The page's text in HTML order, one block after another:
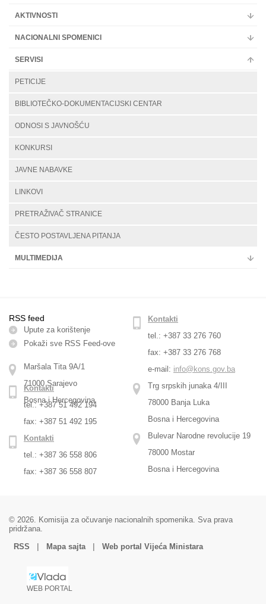
AKTIVNOSTI
NACIONALNI SPOMENICI
SERVISI
PETICIJE
BIBLIOTEČKO-DOKUMENTACIJSKI CENTAR
ODNOSI S JAVNOŠĆU
KONKURSI
JAVNE NABAVKE
LINKOVI
PRETRAŽIVAČ STRANICE
ČESTO POSTAVLJENA PITANJA
MULTIMEDIJA
RSS feed
Upute za korištenje
Pokaži sve RSS Feed-оve
Maršala Tita 9A/1
71000 Sarajevo
Bosna i Hercegovina
Kontakti
tel.: +387 33 276 760
fax: +387 33 276 768
e-mail: info@kons.gov.ba
Trg srpskih junaka 4/III
78000 Banja Luka
Bosna i Hercegovina
Kontakti
tel.: +387 51 492 194
fax: +387 51 492 195
Bulevar Narodne revolucije 19
78000 Mostar
Bosna i Hercegovina
Kontakti
tel.: +387 36 558 806
fax: +387 36 558 807
© 2026. Komisija za očuvanje nacionalnih spomenika. Sva prava
pridržana.
RSS
| Mapa sajta | Web portal Vijeća Ministara
WEB PORTAL